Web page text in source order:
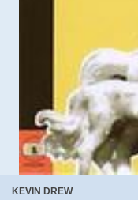
KEVIN DREW